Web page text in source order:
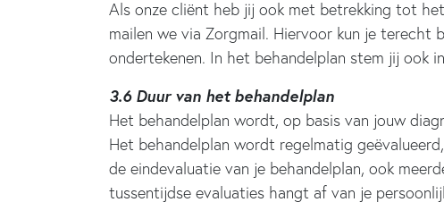
Als onze cliënt heb jij ook met betrekking tot
mailen we via Zorgmail. Hiervoor kun je terecht
ondertekenen. In het behandelplan stem jij ook
3.6 Duur van het behandelplan
Het behandelplan wordt, op basis van jouw
Het behandelplan wordt regelmatig
de eindevaluatie van je behandelplan, ook
tussentijdse evaluaties hangt af van je